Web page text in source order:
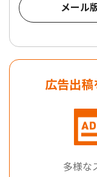
メール
広告出
多様な